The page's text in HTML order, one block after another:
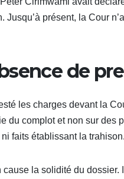
Jusqu’à présent, la Cour
de
les charges devant la
du complot et non sur des
faits établissant la trahison.
la solidité du dossier.